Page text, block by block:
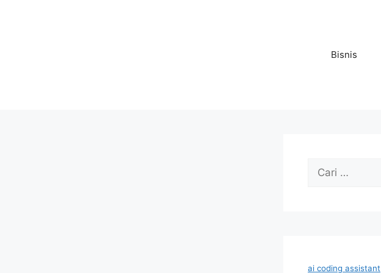
Bisnis
Cari
ai coding assistant